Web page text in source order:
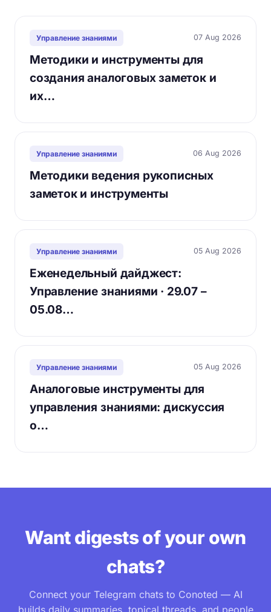
Управление знаниями 07 Aug 2026
Методики и инструменты для
создания аналоговых заметок и
их…
Управление знаниями 06 Aug 2026
Методики ведения рукописных
заметок и инструменты
Управление знаниями 05 Aug 2026
Еженедельный дайджест:
Управление знаниями · 29.07 –
05.08…
Управление знаниями 05 Aug 2026
Аналоговые инструменты для
управления знаниями: дискуссия
о…
Want digests of your own
chats?
Connect your Telegram chats to Conoted — AI
builds daily summaries, topical threads, and people